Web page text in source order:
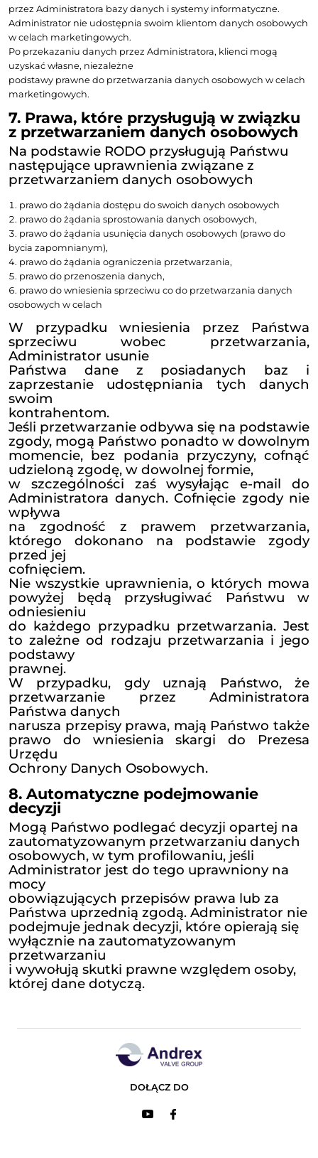
Dane osobowe, które posiada
pochodzą przede wszystkim z
ewidencji, w odniesieniu do których
mocy powszechnie obowiązujących
przepisów jest
zapewniona jawność i powszechny
w tym z:
1) Krajowego Rejestru Sądowego
2) Centralnej Ewidencji i Informacji o
Działalności Gospodarczej (CEIDG),
3) rejestru REGON,
4) wyszukiwarki podatników VAT,
Administrator może ponadto
Państwa dane osobowe:
1) z powszechnie dostępnych stron
internetowych,
2) od innych przedsiębiorców,
3) od Państwa, w zakresie, dane
przez Państwa upublicznione lub
kontakcie z Administratorem.
Administrator nie pozyskuje i nie
szczególnych kategorii danych
ani
danych osobowych dotyczących
skazujących oraz naruszeń prawa
powiązanych
środków bezpieczeństwa.
6. Odbiorcy danych osobowych
Odbiorcami Państwa danych
lub mogą być:
klienci Administratora prowadzący działalność
upoważnieni współpracownicy Administratora (w
zakresie, w jakim jest to
niezbędne do realizacji ich obowiązków na
stanowisku),
instytucje państwowe, w przypadku jeżeli
wiążące Administratora
przepisy prawa;
podmioty świadczące usługi pocztowe i kurierskie –
konieczności przesłania do
Państwa korespondencji pocztowej;
podmioty przetwarzające dane osobowe na
Administratora: podmioty, które
mogą uzyskać dostęp do Państwa danych
świadczenia na rzecz
Administratora usług hostingu, dostarczania poczty
elektronicznej i innych
elektronicznych środków komunikacji, podmiotów
wykorzystywane
przez Administratora bazy danych i systemy
Administrator nie udostępnia swoim klientom
w celach marketingowych.
Po przekazaniu danych przez Administratora, klienci
uzyskać własne, niezależne
7. Prawa, które przysługują w
z przetwarzaniem danych
Na podstawie RODO przysługują
następujące uprawnienia związane z